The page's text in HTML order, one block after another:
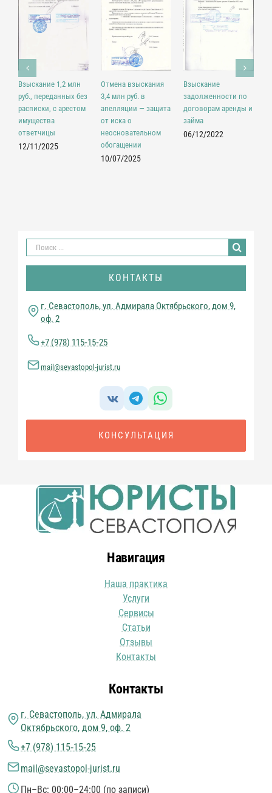
Взыскание 1,2 млн
руб., переданных без
расписки, с арестом
имущества
ответчицы
12/11/2025
Отмена взыскания
3,4 млн руб. в
апелляции — защита
от иска о
неосновательном
обогащении
10/07/2025
Взыскание
задолженности по
договорам аренды и
займа
06/12/2022
Результат
поиска:
КОНТАКТЫ
г. Севастополь, ул. Адмирала Октябрьского, дом 9,
оф. 2
+7 (978) 115‑15‑25
mail@sevastopol-jurist.ru
КОНСУЛЬТАЦИЯ
Навигация
Наша практика
Услуги
Сервисы
Статьи
Отзывы
Контакты
Контакты
г. Севастополь, ул. Адмирала
Октябрьского, дом 9, оф. 2
+7 (978) 115‑15‑25
mail@sevastopol-jurist.ru
Пн–Вс: 00:00–24:00 (по записи)